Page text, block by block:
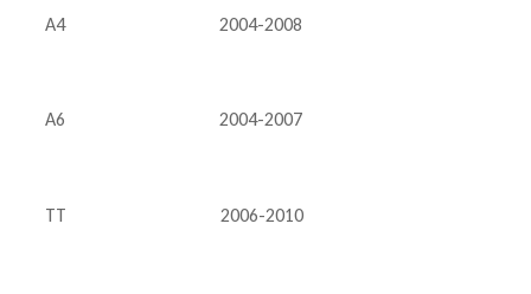
A4 2004-2008
A6 2004-2007
TT 2006-2010